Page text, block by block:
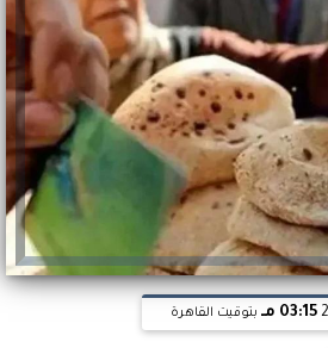
03:15 مـ بتوقيت القاهرة